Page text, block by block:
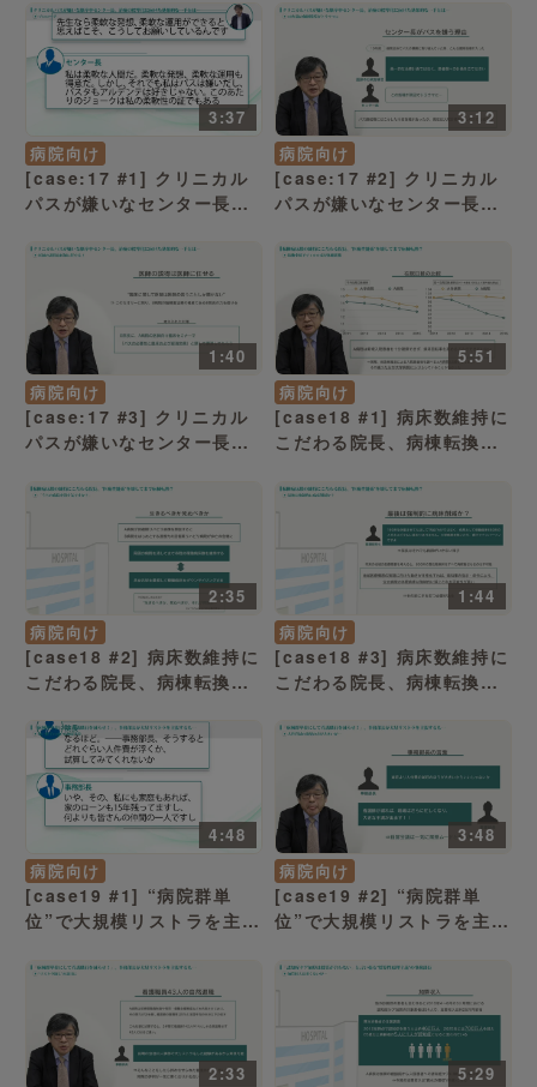
危機「多職種協働による栄
養指導に注力」（病院経営
ケーススタディー）
危機「中小病院に厳しい
「専従」要件」（病院経営
ケーススタディー）
3:37
病院向け
[case:17 #1] クリニカル
パスが嫌いなセンター長、
とは？「投与日数7日と14
日に二つの山」（病院経営
ケーススタディー）
3:12
病院向け
[case:17 #2] クリニカル
パスが嫌いなセンター長、
とは？「10年前の個別指導
がトラウマに」（病院経営
ケーススタディー）
1:40
病院向け
[case:17 #3] クリニカル
パスが嫌いなセンター長、
とは？「医師の説得は医師
に任せる」（病院経営ケー
ススタディー）
5:51
病院向け
[case18 #1] 病床数維持に
こだわる院長、病棟転換
「稼働率低下で100床が休
眠状態」（病院経営ケース
スタディー）
2:35
病院向け
[case18 #2] 病床数維持に
こだわる院長、病棟転換
「うちの病院を潰す気です
か！」（病院経営ケースス
タディー）
1:44
病院向け
[case18 #3] 病床数維持に
こだわる院長、病棟転換
「最後は強制的に病床削減
か？」（病院経営ケースス
タディー）
4:48
病院向け
[case19 #1] “病院群単
位”で大規模リストラを主
の悪い病棟郡単位」（病院
経営ケーススタディー）
3:48
病院向け
[case19 #2] “病院群単
位”で大規模リストラを主
の効果の方が大きいが…」
（病院経営ケーススタディ
2:33
5:29